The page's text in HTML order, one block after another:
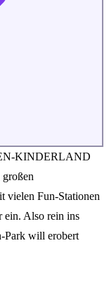
KINDERLAND
vielen Fun-Stationen
ein. Also rein ins
Park will erobert